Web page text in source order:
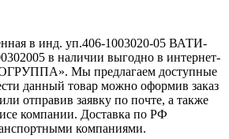
в инд. уп.406-1003020-05 ВАТИ-
в наличии выгодно в интернет-
Мы предлагаем доступные
данный товар можно оформив заказ
отправив заявку по почте, а также
компании. Доставка по РФ
компаниями.